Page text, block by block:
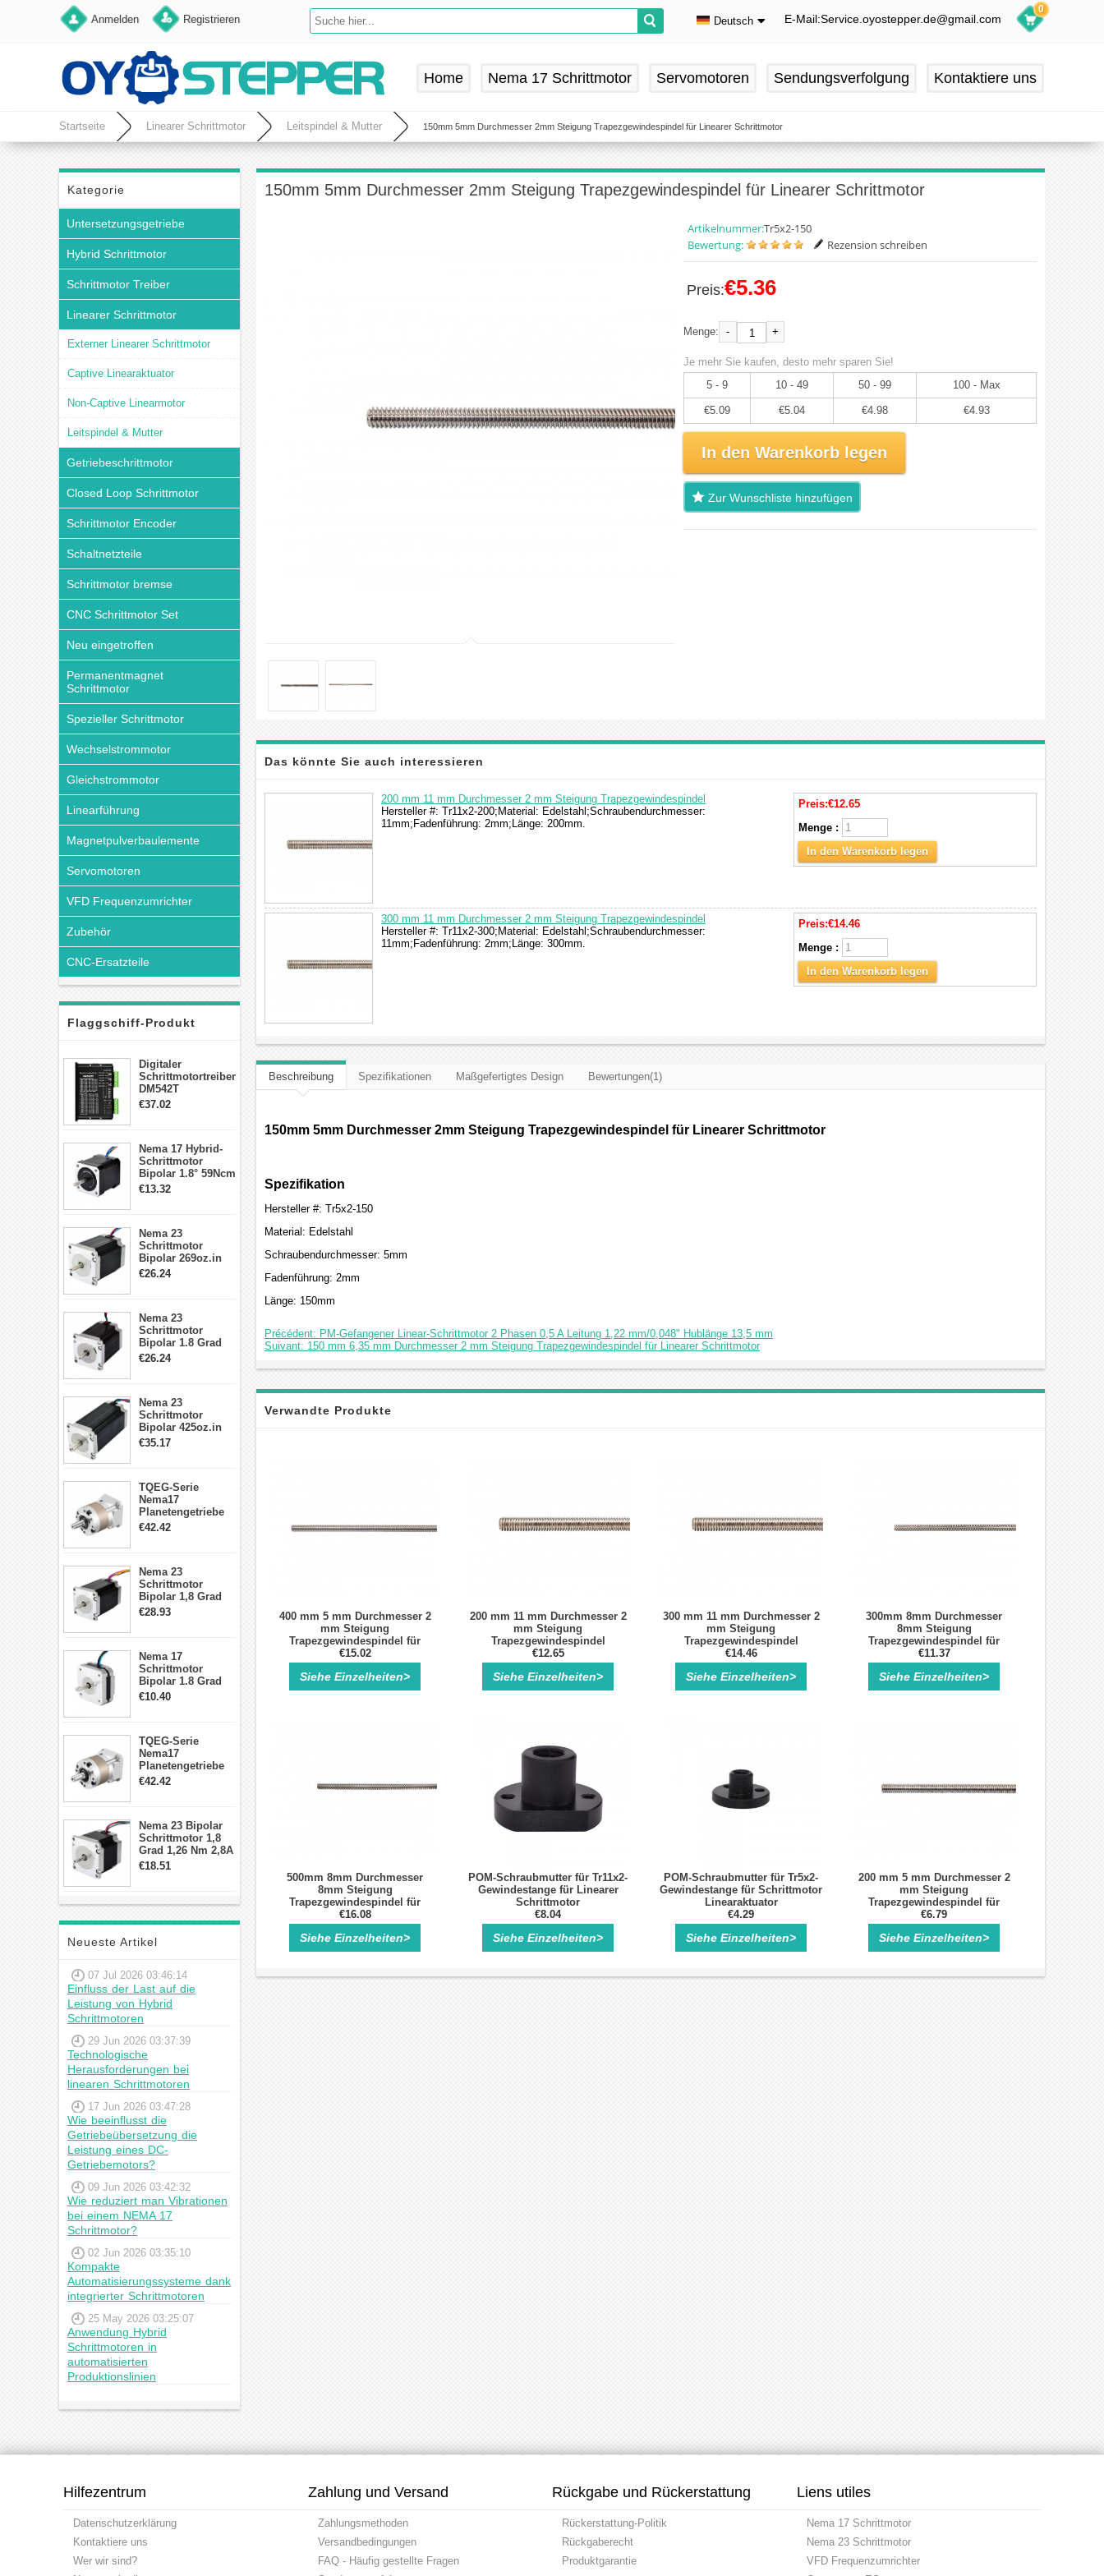
Anmelden Registrieren Deutsch
Deutsch
Español
E-Mail:Service.oyostepper.de@gmail.com
0
Home Nema 17 Schrittmotor Servomotoren Sendungsverfolgung Kontaktiere uns
Startseite Linearer Schrittmotor Leitspindel & Mutter 150mm 5mm Durchmesser 2mm Steigung Trapezgewindespindel für Linearer Schrittmotor
Kategorie
Untersetzungsgetriebe
Hybrid Schrittmotor
Schrittmotor Treiber
Linearer Schrittmotor
Externer Linearer Schrittmotor
Captive Linearaktuator
Non-Captive Linearmotor
Leitspindel & Mutter
Getriebeschrittmotor
Closed Loop Schrittmotor
Schrittmotor Encoder
Schaltnetzteile
Schrittmotor bremse
CNC Schrittmotor Set
Neu eingetroffen
Permanentmagnet
Schrittmotor
Spezieller Schrittmotor
Wechselstrommotor
Gleichstrommotor
Linearführung
Magnetpulverbaulemente
Servomotoren
VFD Frequenzumrichter
Zubehör
CNC-Ersatzteile
Flaggschiff-Produkt
Digitaler
Schrittmotortreiber
DM542T
Schrittmotor
Schrittmotor
€37.02
Nema 17 Hybrid-
Schrittmotor
Bipolar 1.8° 59Ncm
2A 4 Drähte mit 1m
€13.32
Nema 23
Schrittmotor
Bipolar 269oz.in
2,8A 57x57x76mm
€26.24
Nema 23
Schrittmotor
Bipolar 1.8 Grad
1.9Nm 3A 3.36V 4
€26.24
Nema 23
Schrittmotor
Bipolar 425oz.in
4.2A 57x57x114mm
€35.17
TQEG-Serie
Nema17
Planetengetriebe
5:1 Spiel 15Arc-
€42.42
Nema 23
Schrittmotor
Bipolar 1,8 Grad
2,83Nm 4 A 2,26V
€28.93
Nema 17
Schrittmotor
Bipolar 1.8 Grad
8.7Ncm 1A 3.5V 4
€10.40
TQEG-Serie
Nema17
Planetengetriebe
10:1 Spiel 15Arc-
€42.42
Nema 23 Bipolar
Schrittmotor 1,8
Grad 1,26 Nm 2,8A
2,5V 4 Drähte
€18.51
Neueste Artikel
07 Jul 2026 03:46:14
Einfluss der Last auf die
Leistung von Hybrid
Schrittmotoren
29 Jun 2026 03:37:39
Technologische
Herausforderungen bei
linearen Schrittmotoren
17 Jun 2026 03:47:28
Wie beeinflusst die
Getriebeübersetzung die
Leistung eines DC-
Getriebemotors?
09 Jun 2026 03:42:32
Wie reduziert man Vibrationen
bei einem NEMA 17
Schrittmotor?
02 Jun 2026 03:35:10
Kompakte
Automatisierungssysteme dank
integrierter Schrittmotoren
25 May 2026 03:25:07
Anwendung Hybrid
Schrittmotoren in
automatisierten
Produktionslinien
150mm 5mm Durchmesser 2mm Steigung Trapezgewindespindel für Linearer Schrittmotor
Artikelnummer:Tr5x2-150
Bewertung:
Rezension schreiben
Preis:€5.36
Menge: - +
Je mehr Sie kaufen, desto mehr sparen Sie!
5 - 9
10 - 49 50 - 99 100 - Max
€5.09 €5.04 €4.98 €4.93
In den Warenkorb legen
Zur Wunschliste hinzufügen
Das könnte Sie auch interessieren
200 mm 11 mm Durchmesser 2 mm Steigung Trapezgewindespindel
Hersteller #: Tr11x2-200;Material: Edelstahl;Schraubendurchmesser:
11mm;Fadenführung: 2mm;Länge: 200mm.
Preis:€12.65
Menge :
In den Warenkorb legen
300 mm 11 mm Durchmesser 2 mm Steigung Trapezgewindespindel
Hersteller #: Tr11x2-300;Material: Edelstahl;Schraubendurchmesser:
11mm;Fadenführung: 2mm;Länge: 300mm.
Preis:€14.46
Menge :
In den Warenkorb legen
Beschreibung Spezifikationen Maßgefertigtes Design Bewertungen(1)
150mm 5mm Durchmesser 2mm Steigung Trapezgewindespindel für Linearer Schrittmotor
Spezifikation
Hersteller #: Tr5x2-150
Material: Edelstahl
Schraubendurchmesser: 5mm
Fadenführung: 2mm
Länge: 150mm
Précédent: PM-Gefangener Linear-Schrittmotor 2 Phasen 0,5 A Leitung 1,22 mm/0,048" Hublänge 13,5 mm
Suivant: 150 mm 6,35 mm Durchmesser 2 mm Steigung Trapezgewindespindel für Linearer Schrittmotor
Verwandte Produkte
400 mm 5 mm Durchmesser 2
mm Steigung
Trapezgewindespindel für
Schrittmotor
€15.02
Siehe Einzelheiten>
200 mm 11 mm Durchmesser 2
mm Steigung
Trapezgewindespindel
€12.65
Siehe Einzelheiten>
300 mm 11 mm Durchmesser 2
mm Steigung
Trapezgewindespindel
€14.46
Siehe Einzelheiten>
300mm 8mm Durchmesser
8mm Steigung
Trapezgewindespindel für
Linearer Schrittmotor
€11.37
Siehe Einzelheiten>
500mm 8mm Durchmesser
8mm Steigung
Trapezgewindespindel für
Linearer Schrittmotor
€16.08
Siehe Einzelheiten>
POM-Schraubmutter für Tr11x2-
Gewindestange für Linearer
Schrittmotor
€8.04
Siehe Einzelheiten>
POM-Schraubmutter für Tr5x2-
Gewindestange für Schrittmotor
Linearaktuator
€4.29
Siehe Einzelheiten>
200 mm 5 mm Durchmesser 2
mm Steigung
Trapezgewindespindel für
Schrittmotor Linearaktuator
€6.79
Siehe Einzelheiten>
Hilfezentrum
Datenschutzerklärung
Kontaktiere uns
Wer wir sind?
Zahlung und Versand
Zahlungsmethoden
Versandbedingungen
FAQ - Häufig gestellte Fragen
Rückgabe und Rückerstattung
Rückerstattung-Politik
Rückgaberecht
Produktgarantie
Liens utiles
Nema 17 Schrittmotor
Nema 23 Schrittmotor
VFD Frequenzumrichter